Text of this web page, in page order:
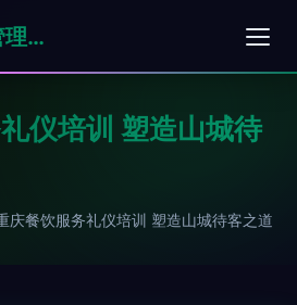
北京花之筑酒店管理有限公司
仪培训 塑造山城待
庆餐饮服务礼仪培训 塑造山城待客之道